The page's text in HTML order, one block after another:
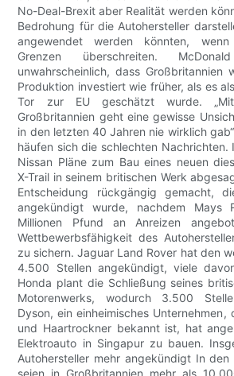
No-Deal-Brexit aber Realität werden
Bedrohung für die Autohersteller
angewendet werden könnten,
Grenzen überschreiten.
unwahrscheinlich, dass Großbritannien
Produktion investiert wie früher, als es
Tor zur EU geschätzt wurde.
Großbritannien geht eine gewisse
in den letzten 40 Jahren nie wirklich
häufen sich die schlechten Nachrichten.
Nissan Pläne zum Bau eines neuen
X-Trail in seinem britischen Werk
Entscheidung rückgängig gemacht,
angekündigt wurde, nachdem Mays
Millionen Pfund an Anreizen
Wettbewerbsfähigkeit des
zu sichern. Jaguar Land Rover hat den
4.500 Stellen angekündigt, viele
Honda plant die Schließung seines
Motorenwerks, wodurch 3.500
Dyson, ein einheimisches
und Haartrockner bekannt ist, hat
Elektroauto in Singapur zu bauen.
Autohersteller mehr angekündigt In